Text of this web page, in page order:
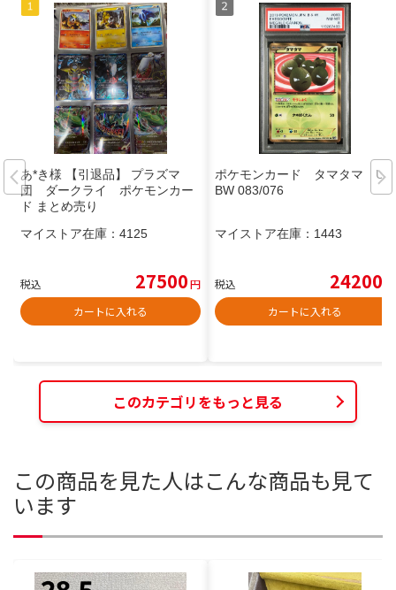
あ*き様 【引退品】 プラズマ
団 ダークライ ポケモンカー
ド まとめ売り
マイストア在庫： 4125
税込 27500円
カートに入れる
ポケモンカード タマタマ UR
BW 083/076
マイストア在庫： 1443
税込 24200
カートに入れる
このカテゴリをもっと見る
この商品を見た人はこんな商品も見て
います